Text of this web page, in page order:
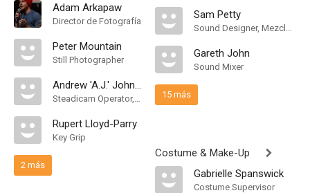
Adam Arkapaw
Director de Fotografía
Peter Mountain
Still Photographer
Andrew 'A.J.' Johnson
Steadicam Operator, "B" Camera Operator
Rupert Lloyd-Parry
Key Grip
2 más
Sam Petty
Sound Designer, Mezclador de Re-Grabación de Sonido
Gareth John
Sound Mixer
15 más
Costume & Make-Up
Gabrielle Spanswick
Costume Supervisor